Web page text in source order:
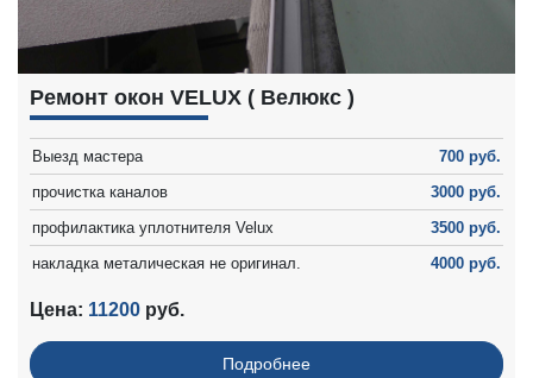
Ремонт окон VELUX ( Велюкс )
Выезд мастера
700 руб.
прочистка каналов
3000 руб.
профилактика уплотнителя Velux
3500 руб.
накладка металическая не оригинал.
4000 руб.
Цена: 11200 руб.
Подробнее